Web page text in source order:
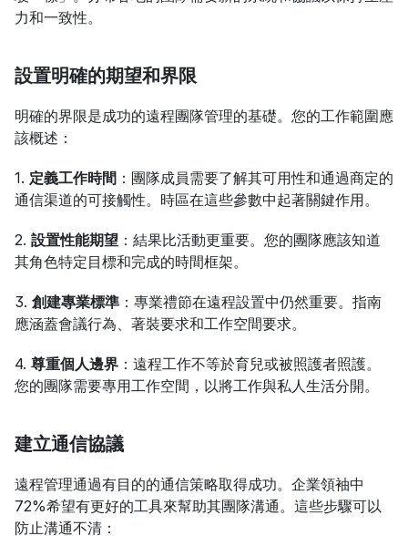
力和一致性。
設置明確的期望和界限
明確的界限是成功的遠程團隊管理的基礎。您的工作範圍應
該概述：
1. 定義工作時間 ：團隊成員需要了解其可用性和通過商定的
通信渠道的可接觸性。時區在這些參數中起著關鍵作用。
2. 設置性能期望 ：結果比活動更重要。您的團隊應該知道
其角色特定目標和完成的時間框架。
3. 創建專業標準 ：專業禮節在遠程設置中仍然重要。指南
應涵蓋會議行為、著裝要求和工作空間要求。
4. 尊重個人邊界 ：遠程工作不等於育兒或被照護者照護。
您的團隊需要專用工作空間，以將工作與私人生活分開。
建立通信協議
遠程管理通過有目的的通信策略取得成功。企業領袖中
72%希望有更好的工具來幫助其團隊溝通。這些步驟可以
防止溝通不清：